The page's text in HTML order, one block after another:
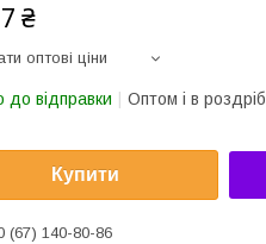
₴
оптові ціни
до відправки Оптом і в роздріб
Купити
(67) 140-80-86